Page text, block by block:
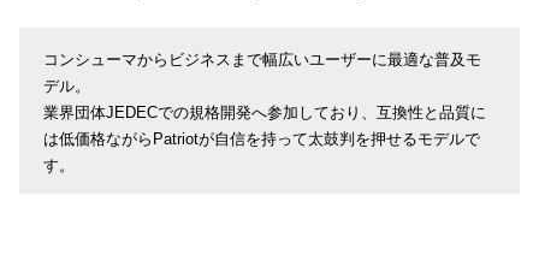
コンシューマからビジネスまで幅広いユーザーに最適な普及モ
デル。
業界団体JEDECでの規格開発へ参加しており、互換性と品質に
は低価格ながらPatriotが自信を持って太鼓判を押せるモデルで
す。